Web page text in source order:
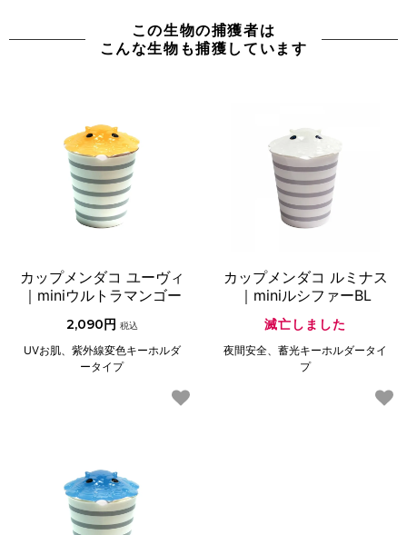
この生物の捕獲者は
こんな生物も捕獲しています
カップメンダコ ユーヴィ
｜miniウルトラマンゴー
2,090円 税込
UVお肌、紫外線変色キーホルダ
ータイプ
カップメンダコ ルミナス
｜miniルシファーBL
滅亡しました
夜間安全、蓄光キーホルダータイ
プ